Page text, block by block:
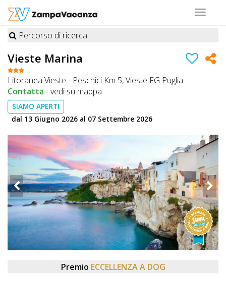
Toggle
STRUTTURE
A
DOG
LUOGHI
A
DOG
OFFERTE
A
DOG
Percorso di ricerca
Vieste Marina
Litoranea Vieste - Peschici Km 5, Vieste FG Puglia
Contatta -vedi su mappa
SIAMO APERTI
dal 13 Giugno 2026 al 07 Settembre 2026
Premio ECCELLENZA A DOG